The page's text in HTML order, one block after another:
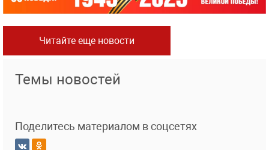
Читайте еще новости
Темы новостей
Поделитесь материалом в соцсетях